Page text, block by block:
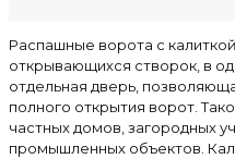
Распашные ворота с
открывающихся створок, в
отдельная дверь,
полного открытия ворот.
частных домов, загородных
промышленных объектов.